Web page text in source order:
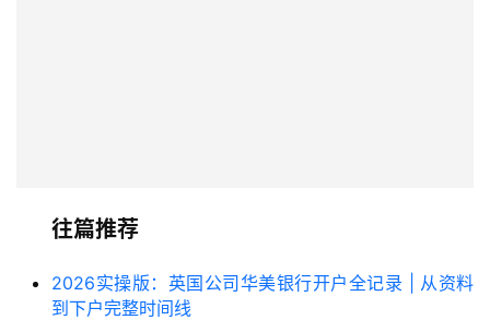
往篇推荐
2026实操版：英国公司华美银行开户全记录 | 从资料
到下户完整时间线